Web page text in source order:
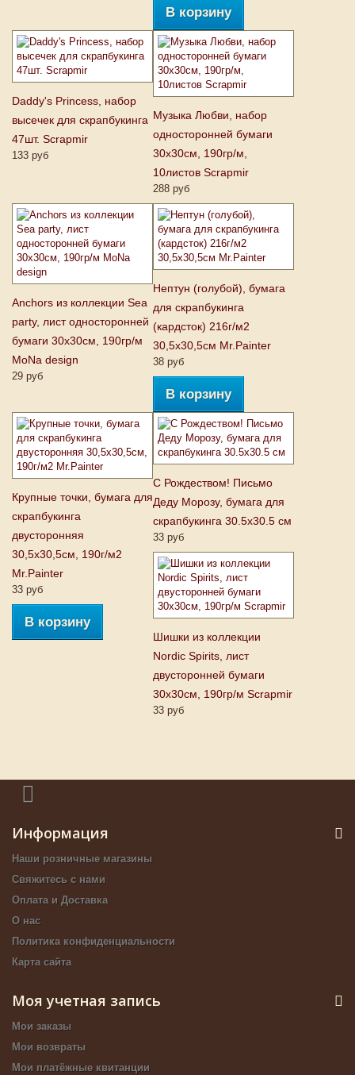
В корзину
Daddy's Princess, набор
высечек для скрапбукинга
47шт. Scrapmir
133 руб
Музыка Любви, набор
односторонней бумаги
30х30см, 190гр/м,
10листов Scrapmir
288 руб
Anchors из коллекции Sea
party, лист односторонней
бумаги 30х30см, 190гр/м
MoNa design
29 руб
Нептун (голубой), бумага
для скрапбукинга
(кардсток) 216г/м2
30,5x30,5см Mr.Painter
38 руб
В корзину
Крупные точки, бумага для
скрапбукинга
двусторонняя
30,5x30,5см, 190г/м2
Mr.Painter
33 руб
В корзину
С Рождеством! Письмо
Деду Морозу, бумага для
скрапбукинга 30.5x30.5 см
33 руб
Шишки из коллекции
Nordic Spirits, лист
двусторонней бумаги
30х30см, 190гр/м Scrapmir
33 руб
Информация
Наши розничные магазины
Свяжитесь с нами
Оплата и Доставка
О нас
Политика конфиденциальности
Карта сайта
Моя учетная запись
Мои заказы
Мои возвраты
Мои платёжные квитанции